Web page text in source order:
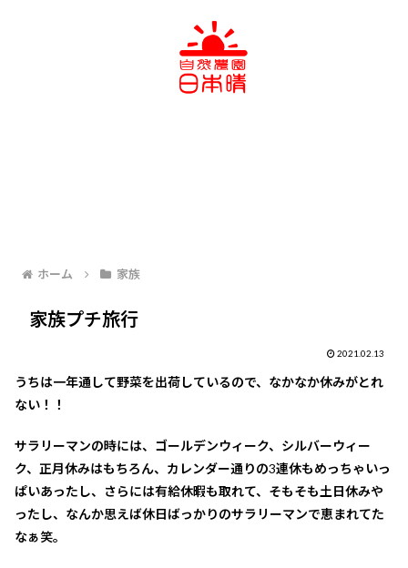
ホーム 家族
家族プチ旅行
2021.02.13
うちは一年通して野菜を出荷しているので、なかなか休みがとれ
ない！！
サラリーマンの時には、ゴールデンウィーク、シルバーウィー
ク、正月休みはもちろん、カレンダー通りの3連休もめっちゃいっ
ぱいあったし、さらには有給休暇も取れて、そもそも土日休みや
ったし、なんか思えば休日ばっかりのサラリーマンで恵まれてた
なぁ笑。